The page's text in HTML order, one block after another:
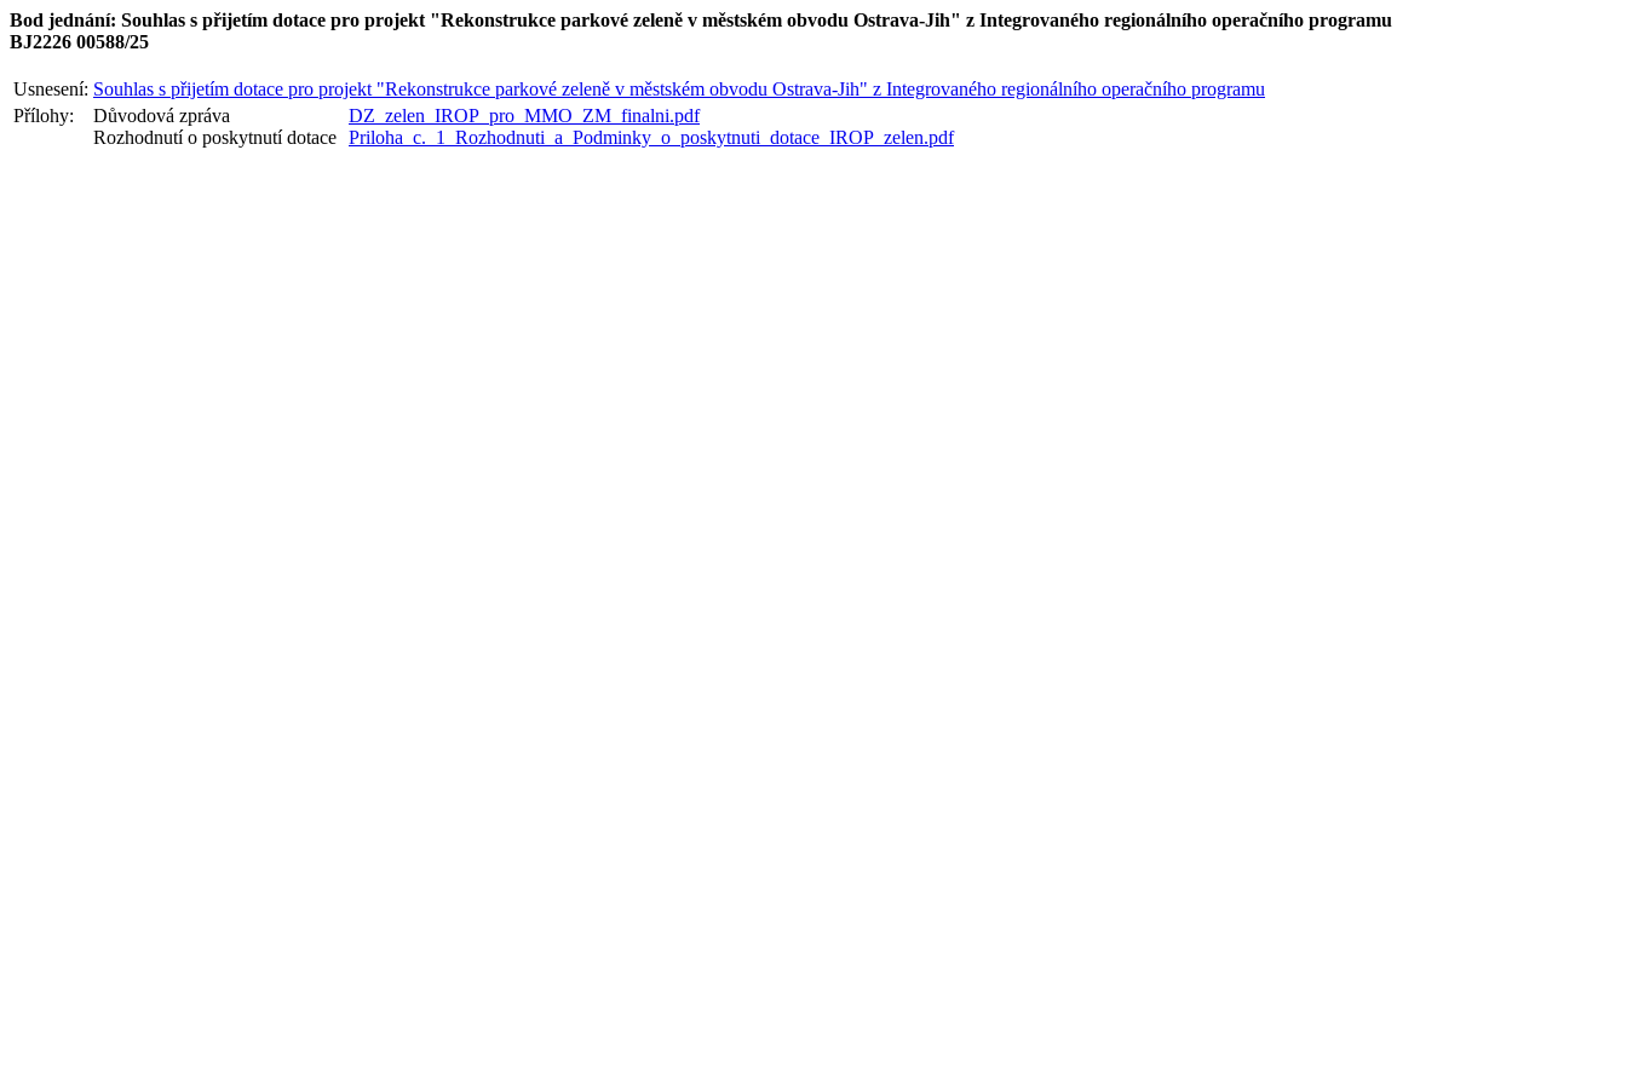
Bod jednání: Souhlas s přijetím dotace pro projekt "Rekonstrukce parkové zeleně v městském obvodu Ostrava-Jih" z Integrovaného regionálního operačního programu
BJ2226 00588/25
Usnesení: Souhlas s přijetím dotace pro projekt "Rekonstrukce parkové zeleně v městském obvodu Ostrava-Jih" z Integrovaného regionálního operačního programu
Přílohy:
Důvodová zpráva
DZ_zelen_IROP_pro_MMO_ZM_finalni.pdf
Rozhodnutí o poskytnutí dotace Priloha_c._1_Rozhodnuti_a_Podminky_o_poskytnuti_dotace_IROP_zelen.pdf